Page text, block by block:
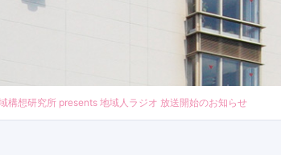
構想研究所 presents 地域人ラジオ 放送開始のお知らせ